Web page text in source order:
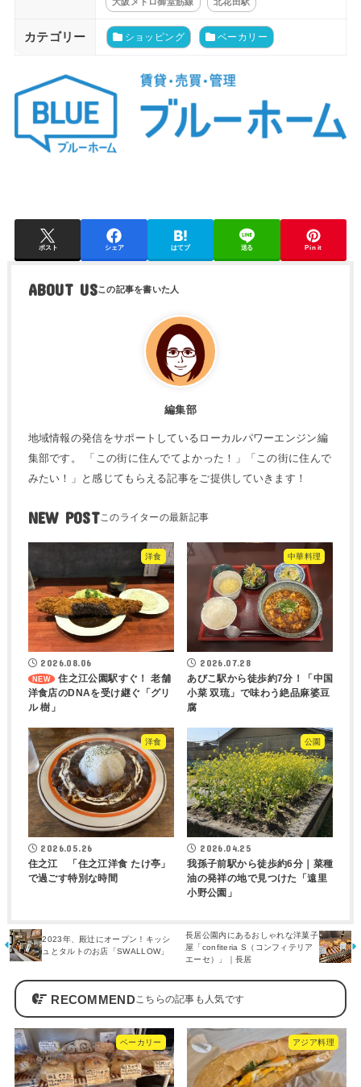
カテゴリー ショッピング ベーカリー
ポスト シェア はてブ 送る Pin it
ABOUT US
編集部
地域情報の発信をサポートしているローカルパワーエンジン編
集部です。 「この街に住んでてよかった！」「この街に住んで
みたい！」と感じてもらえる記事をご提供していきます！
NEW POST
洋食
2026.08.06
住之江公園駅すぐ！ 老舗
洋食店のDNAを受け継ぐ「グリ
ル 樹」
中華料理
2026.07.28
あびこ駅から徒歩約7分！「中国
小菜 双琉」で味わう絶品麻婆豆
腐
洋食
2026.05.26
住之江 「住之江洋食 たけ亭」
で過ごす特別な時間
公園
2026.04.25
我孫子前駅から徒歩約6分｜菜種
油の発祥の地で見つけた「遠里
小野公園」
2023年、殿辻にオープン！キッシ
ュとタルトのお店「SWALLOW」
長居公園内にあるおしゃれな洋菓子
屋「confiteria S（コンフィテリア
エーセ）」｜長居
RECOMMEND
ベーカリー アジア料理